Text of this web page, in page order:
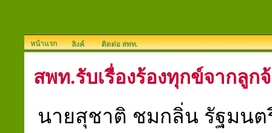
หน้าแรก ลิงค์ ติดต่อ สพท.
สพท.รับเรื่องร้องทุกข์จากลูก
นายสุชาติ ชมกลิ่น รัฐมนต